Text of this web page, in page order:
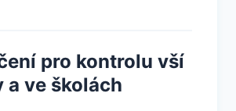
pro kontrolu vší
a ve školách